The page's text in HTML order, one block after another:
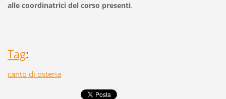
alle coordinatrici del corso presenti.
Tag:
canto di osteria